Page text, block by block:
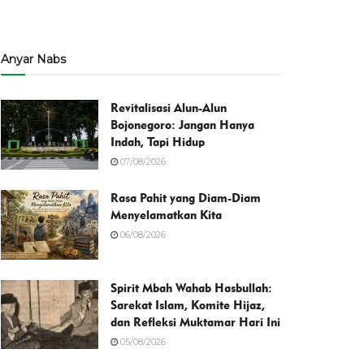
Anyar Nabs
Revitalisasi Alun-Alun
Bojonegoro: Jangan Hanya
Indah, Tapi Hidup
07/08/2026
Rasa Pahit yang Diam-Diam
Menyelamatkan Kita
06/08/2026
Spirit Mbah Wahab Hasbullah:
Sarekat Islam, Komite Hijaz,
dan Refleksi Muktamar Hari Ini
05/08/2026